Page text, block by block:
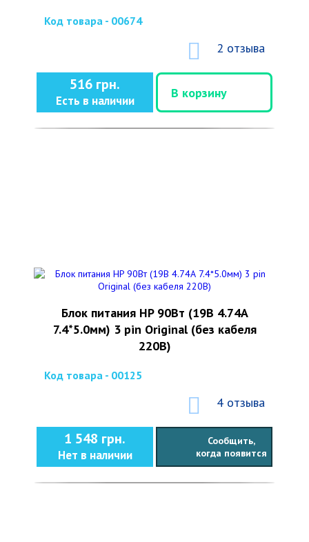
Код товара - 00674
2 отзыва
516 грн.
Есть в наличии
В корзину
Блок питания HP 90Вт (19В 4.74А
7.4*5.0мм) 3 pin Original (без кабеля
220В)
Код товара - 00125
4 отзыва
1 548 грн.
Нет в наличии
Сообщить,
когда появится